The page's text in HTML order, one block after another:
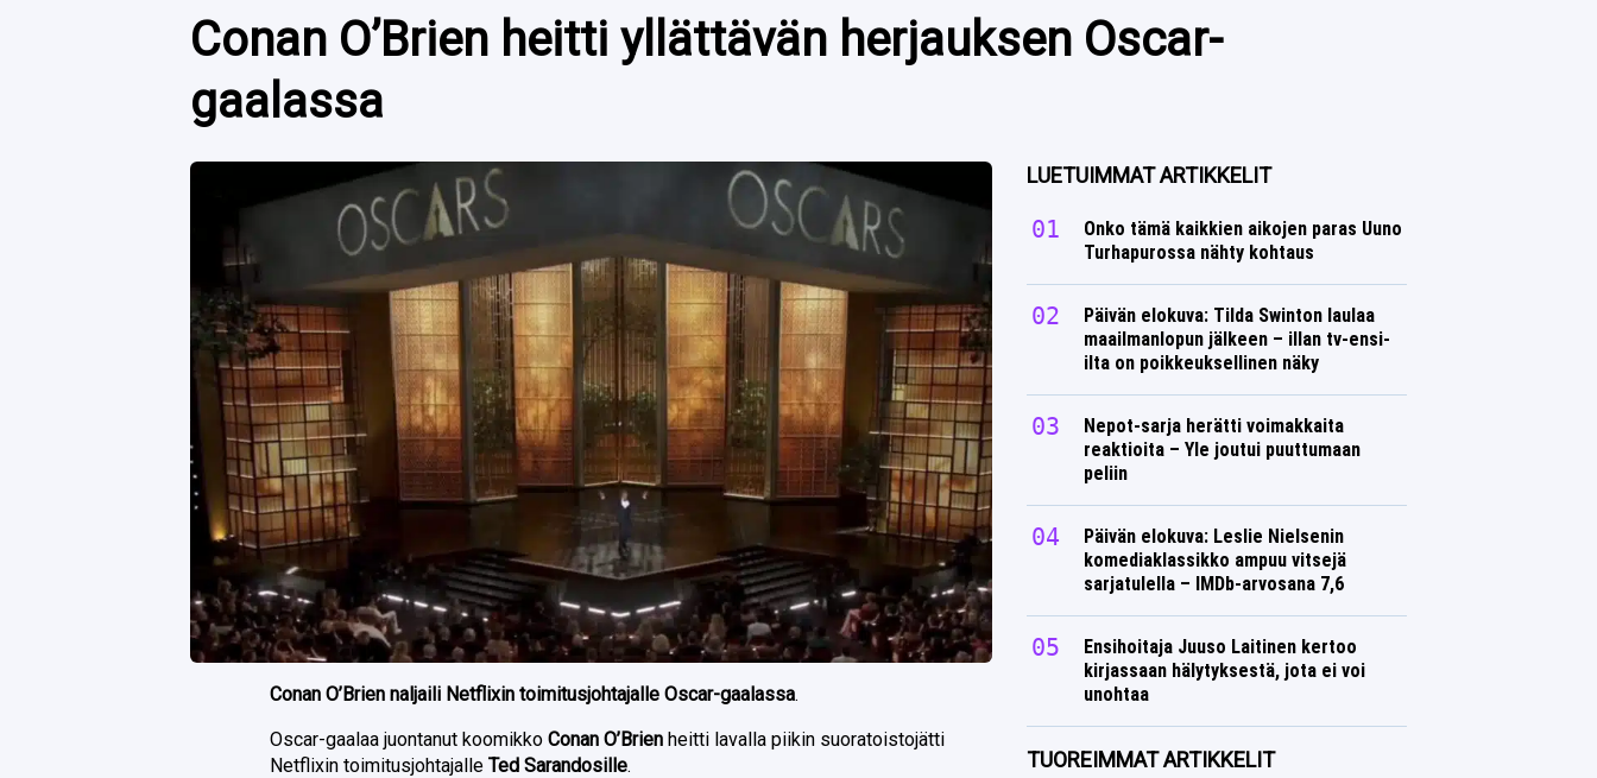
Conan O’Brien heitti yllättävän herjauksen Oscar-
gaalassa
Conan O’Brien naljaili Netflixin toimitusjohtajalle Oscar-gaalassa.
Oscar-gaalaa juontanut koomikkoConan O’Brien heitti lavalla piikin suoratoistojätti
Netflixin toimitusjohtajalleTed Sarandosille.
LUETUIMMAT ARTIKKELIT
Onko tämä kaikkien aikojen paras Uuno
Turhapurossa nähty kohtaus
Päivän elokuva: Tilda Swinton laulaa
maailmanlopun jälkeen – illan tv-ensi-
ilta on poikkeuksellinen näky
Nepot-sarja herätti voimakkaita
reaktioita – Yle joutui puuttumaan
peliin
Päivän elokuva: Leslie Nielsenin
komediaklassikko ampuu vitsejä
sarjatulella – IMDb-arvosana 7,6
Ensihoitaja Juuso Laitinen kertoo
kirjassaan hälytyksestä, jota ei voi
unohtaa
TUOREIMMAT ARTIKKELIT